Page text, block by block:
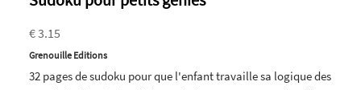
€ 3.15
Grenouille Editions
32 pages de sudoku pour que l'enfant travaille sa logique des